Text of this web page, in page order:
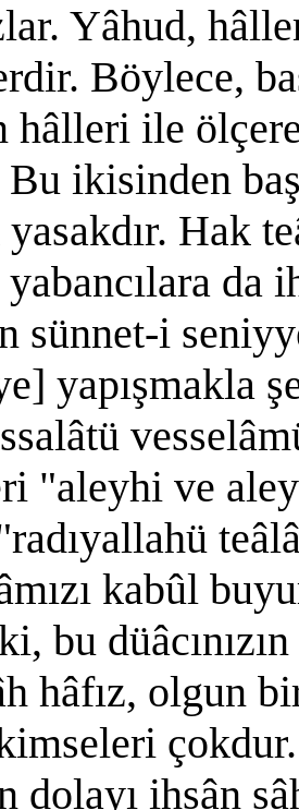
Yâhud,
Böylece,
ile
Bu ikisinden
yasakdır. Hak
da
sünnet-i
yapışmakla
"aleyhi ve
kabûl
bu
hâfız, olgun
dolayı ihsân